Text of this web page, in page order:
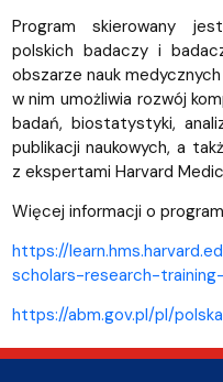
Program skierowany
polskich badaczy i
obszarze nauk
w nim umożliwia rozwój
badań, biostatystyki,
publikacji naukowych, a
z ekspertami Harvard
Więcej informacji o
https://
scholars-research-
https://abm.gov.pl/pl/